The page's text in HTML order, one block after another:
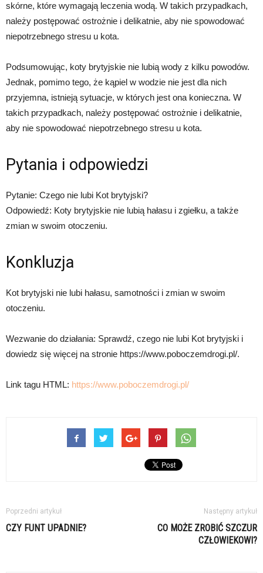
skórne, które wymagają leczenia wodą. W takich przypadkach,
należy postępować ostrożnie i delikatnie, aby nie spowodować
niepotrzebnego stresu u kota.
Podsumowując, koty brytyjskie nie lubią wody z kilku powodów.
Jednak, pomimo tego, że kąpiel w wodzie nie jest dla nich
przyjemna, istnieją sytuacje, w których jest ona konieczna. W
takich przypadkach, należy postępować ostrożnie i delikatnie,
aby nie spowodować niepotrzebnego stresu u kota.
Pytania i odpowiedzi
Pytanie: Czego nie lubi Kot brytyjski?
Odpowiedź: Koty brytyjskie nie lubią hałasu i zgiełku, a także
zmian w swoim otoczeniu.
Konkluzja
Kot brytyjski nie lubi hałasu, samotności i zmian w swoim
otoczeniu.
Wezwanie do działania: Sprawdź, czego nie lubi Kot brytyjski i
dowiedz się więcej na stronie https://www.poboczemdrogi.pl/.
Link tagu HTML: https://www.poboczemdrogi.pl/
Poprzedni artykuł
CZY FUNT UPADNIE?
Następny artykuł
CO MOŻE ZROBIĆ SZCZUR
CZŁOWIEKOWI?